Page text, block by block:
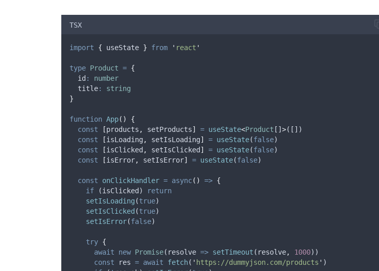
TSX
import { useState } from ' react '
type Product = {
  id
:
number
  title
:
string
}
function App()
{
const
[products , setProducts] = useState<Product []>([])
const
[isLoading , setIsLoading] = useState(false)
const
[isClicked , setIsClicked] = useState(false)
const
[isError, setIsError] = useState(false)
const onClickHandler = async() => {
if (isClicked)
return
setIsLoading (true)
setIsClicked (true)
setIsError(false)
try {
await
new Promise( resolve => setTimeout ( resolve, 1000))
const
res = await fetch( ' https://dummyjson.com/products ' )